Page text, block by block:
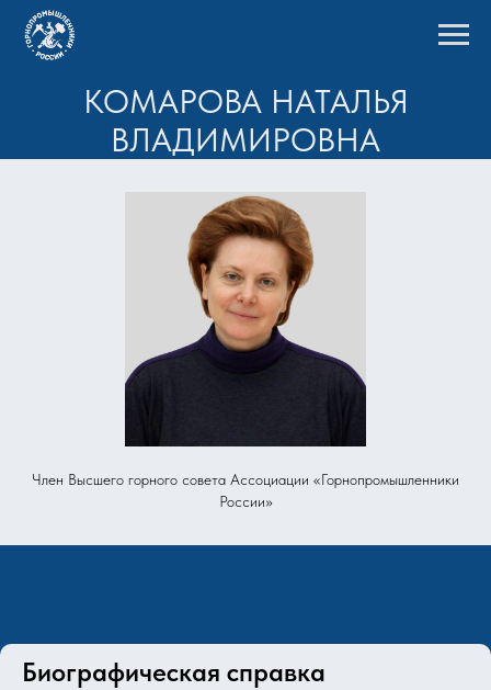
КОМАРОВА НАТАЛЬЯ
ВЛАДИМИРОВНА
Член Высшего горного совета Ассоциации «Горнопромышленники
России»
Биографическая справка